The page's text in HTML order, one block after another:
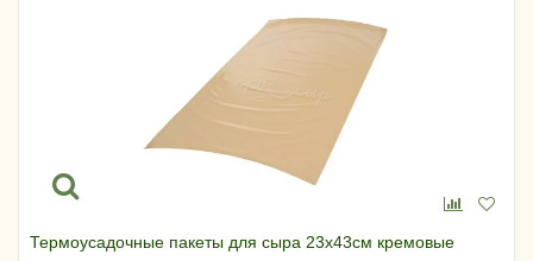
Термоусадочные пакеты для сыра 23х43см кремовые